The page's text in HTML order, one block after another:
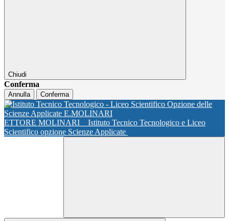
Chiudi
Conferma
Annulla Conferma
ETTORE MOLINARI
Istituto Tecnico Tecnologico e Liceo
Scientifico opzione Scienze Applicate